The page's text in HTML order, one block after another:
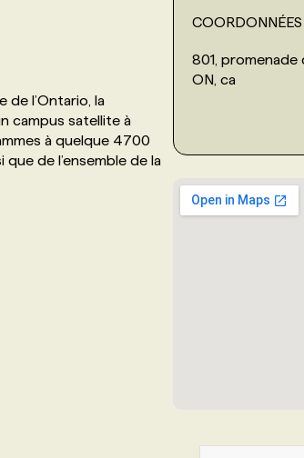
de l’Ontario, la
campus satellite à
à quelque 4700
de l’ensemble de la
COORDONNÉES
801, promenade
ON, ca